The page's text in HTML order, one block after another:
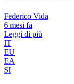
Federico Vida
6 mesi fa
Leggi di più
IT
EU
EA
SI